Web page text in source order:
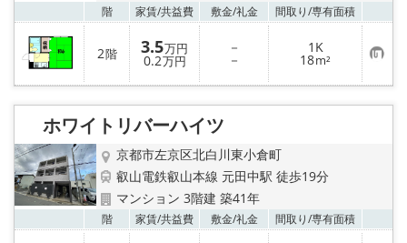
階 家賃/共益費 敷金/礼金 間取り/専有面積
2階 3.5万円
0.2万円
－
－
1K
18m² お
気
に
り
ホワイトリバーハイツ
京都市左京区北白川東小倉町
叡山電鉄叡山本線 元田中駅 徒歩19分
マンション 3階建 築41年
階 家賃/共益費 敷金/礼金 間取り/専有面積